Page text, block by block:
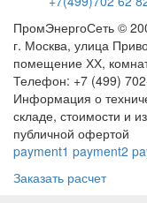
ПромЭнергоСеть ©
г. Москва, улица
помещение ХХ,
Телефон: +7 (499)
Информация о
складе, стоимости и
публичной офертой
payment1 payment2
Заказать расчет